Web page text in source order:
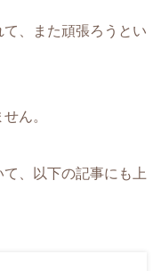
、また頑張ろうとい
ん。
、以下の記事にも上